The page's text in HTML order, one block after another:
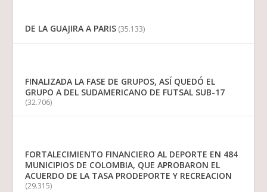
DE LA GUAJIRA A PARIS (35.133)
FINALIZADA LA FASE DE GRUPOS, ASÍ QUEDÓ EL
GRUPO A DEL SUDAMERICANO DE FUTSAL SUB-17
(32.706)
FORTALECIMIENTO FINANCIERO AL DEPORTE EN 484
MUNICIPIOS DE COLOMBIA, QUE APROBARON EL
ACUERDO DE LA TASA PRODEPORTE Y RECREACION
(29.315)